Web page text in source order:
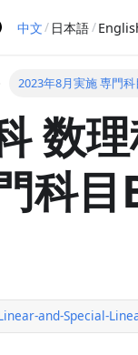
中文/ 日本語/
2023年8月実施 専門科
数
科目
and-Special-